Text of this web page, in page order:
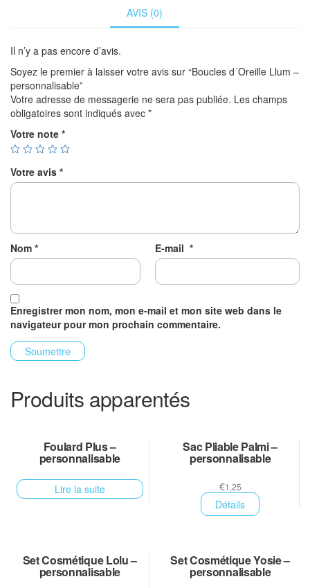
AVIS (0)
Il n’y a pas encore d’avis.
Soyez le premier à laisser votre avis sur “Boucles d´Oreille Llum –
personnalisable”
Votre adresse de messagerie ne sera pas publiée. Les champs
obligatoires sont indiqués avec *
Votre note *
Votre avis *
Nom * E-mail *
Enregistrer mon nom, mon e-mail et mon site web dans le
navigateur pour mon prochain commentaire.
Produits apparentés
Foulard Plus –
personnalisable
Lire la suite
Sac Pliable Palmi –
personnalisable
€1,25
Détails
Set Cosmétique Lolu –
personnalisable
Set Cosmétique Yosie –
personnalisable